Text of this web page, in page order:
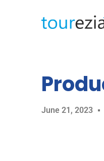
June 21, 2023